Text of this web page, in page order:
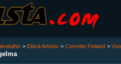
> Elävä Arkisto > Corvette Finland >